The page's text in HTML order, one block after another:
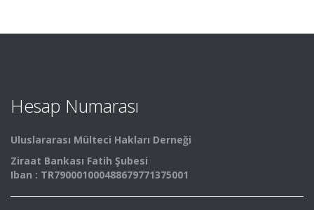
Hesap Numarası
Uluslararası Mülteci Hakları Derneği
Ziraat Bankası Fatih Şubesi
Iban : TR790001000488679771375001